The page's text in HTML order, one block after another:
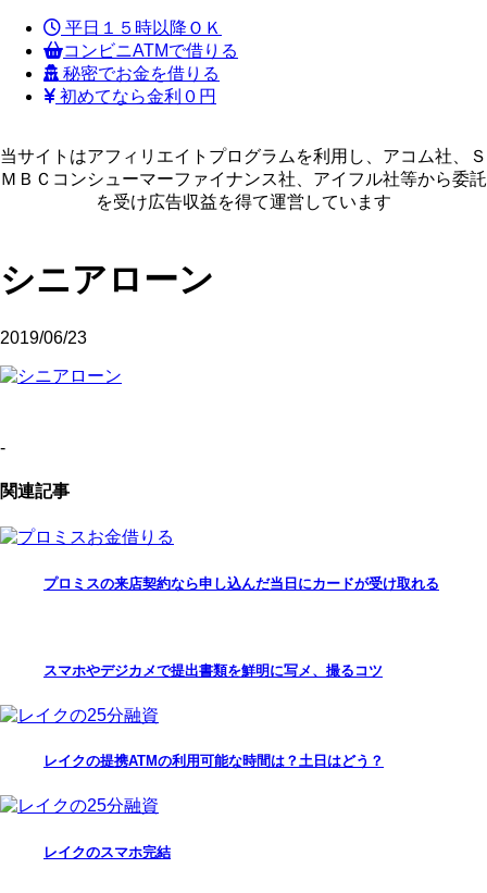
平日１５時以降ＯＫ
コンビニATMで借りる
秘密でお金を借りる
初めてなら金利０円
当サイトはアフィリエイトプログラムを利用し、アコム社、Ｓ
ＭＢＣコンシューマーファイナンス社、アイフル社等から委託
を受け広告収益を得て運営しています
シニアローン
2019/06/23
-
関連記事
プロミスの来店契約なら申し込んだ当日にカードが受け取れる
スマホやデジカメで提出書類を鮮明に写メ、撮るコツ
レイクの提携ATMの利用可能な時間は？土日はどう？
レイクのスマホ完結